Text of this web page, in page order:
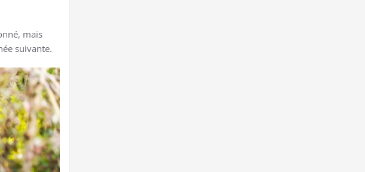
mais
suivante.